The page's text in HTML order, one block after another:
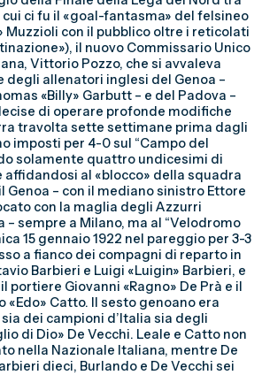
cui ci fu il «goal-fantasma» del felsineo
Muzzioli con il pubblico oltre i reticolati
il nuovo Commissario Unico
Vittorio Pozzo, che si avvaleva
degli allenatori inglesi del Genoa –
«Billy» Garbutt – e del Padova –
di operare profonde modifiche
travolta sette settimane prima dagli
imposti per 4-0 sul “Campo del
solamente quattro undicesimi di
affidandosi al «blocco» della squadra
Genoa – con il mediano sinistro Ettore
con la maglia degli Azzurri
sempre a Milano, ma al “Velodromo
15 gennaio 1922 nel pareggio per 3-3
a fianco dei compagni di reparto in
Barbieri e Luigi «Luigin» Barbieri, e
portiere Giovanni «Ragno» De Prà e il
«Edo» Catto. Il sesto genoano era
sia dei campioni d’Italia sia degli
di Dio» De Vecchi. Leale e Catto non
nella Nazionale Italiana, mentre De
dieci, Burlando e De Vecchi sei